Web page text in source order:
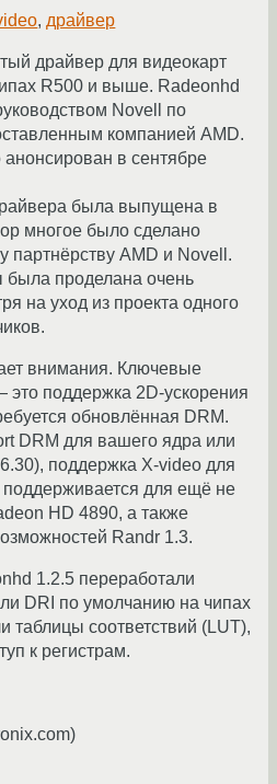
, драйвер
драйвер для видеокарт
R500 и выше. Radeonhd
Novell по
компанией AMD.
в сентябре
была выпущена в
многое было сделано
партнёрству AMD и Novell.
проделана очень
на уход из проекта одного
внимания. Ключевые
поддержка 2D-ускорения
обновлённая DRM.
DRM для вашего ядра или
поддержка X-video для
для ещё не
HD 4890, а также
Randr 1.3.
1.2.5 переработали
DRI по умолчанию на чипах
таблицы соответствий (LUT),
к регистрам.